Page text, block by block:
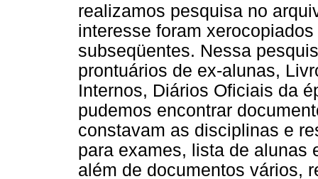
realizamos pesquisa no
interesse foram
subseqüentes. Nessa
prontuários de ex-alunas,
Internos, Diários Oficiais da
pudemos encontrar
constavam as disciplinas e
para exames, lista de alunas
além de documentos vários,